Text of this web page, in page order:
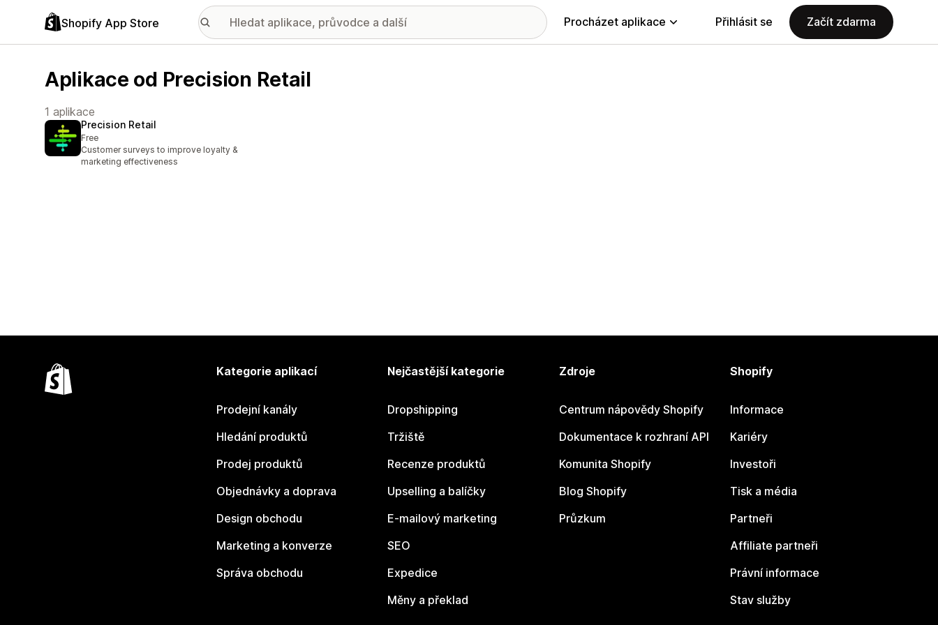
Shopify App Store Procházet aplikace Přihlásit se Začít zdarma
Aplikace od Precision Retail
1 aplikace
Precision Retail
Free
Customer surveys to improve loyalty &
marketing effectiveness
Kategorie aplikací
Prodejní kanály
Hledání produktů
Prodej produktů
Objednávky a doprava
Design obchodu
Marketing a konverze
Správa obchodu
Nejčastější kategorie
Dropshipping
Tržiště
Recenze produktů
Upselling a balíčky
E-mailový marketing
SEO
Expedice
Měny a překlad
Zdroje
Centrum nápovědy Shopify
Dokumentace k rozhraní API
Komunita Shopify
Blog Shopify
Průzkum
Shopify
Informace
Kariéry
Investoři
Tisk a média
Partneři
Affiliate partneři
Právní informace
Stav služby